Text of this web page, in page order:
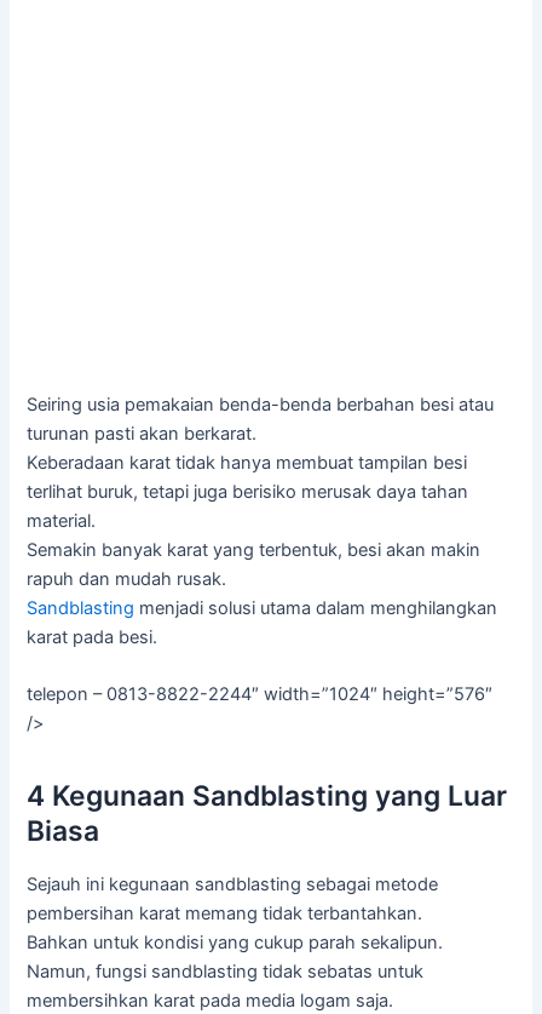
Seiring usia pemakaian benda-benda berbahan besi atau
turunan pasti akan berkarat.
Keberadaan karat tidak hanya membuat tampilan besi
terlihat buruk, tetapi juga berisiko merusak daya tahan
material.
Semakin banyak karat yang terbentuk, besi akan makin
rapuh dan mudah rusak.
Sandblasting menjadi solusi utama dalam menghilangkan
karat pada besi.
telepon – 0813-8822-2244″ width=”1024″ height=”576″
/>
4 Kegunaan Sandblasting yang Luar
Biasa
Sejauh ini kegunaan sandblasting sebagai metode
pembersihan karat memang tidak terbantahkan.
Bahkan untuk kondisi yang cukup parah sekalipun.
Namun, fungsi sandblasting tidak sebatas untuk
membersihkan karat pada media logam saja.